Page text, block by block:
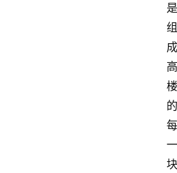
是
组
成
高
楼
的
每
一
块